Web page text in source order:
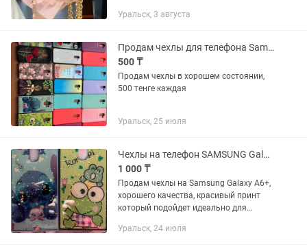
Уральск, 3 августа
Продам чехлы для телефона Samsung Galaxy A6 плюс
500 ₸
Продам чехлы в хорошем состоянии,
500 тенге каждая
Уральск, 25 июля
Чехлы на телефон SAMSUNG Galaxy A6 плюс
1 000 ₸
Продам чехлы на Samsung Galaxy A6+,
хорошего качества, красивый принт
который подойдет идеально для
Уральск, 24 июля